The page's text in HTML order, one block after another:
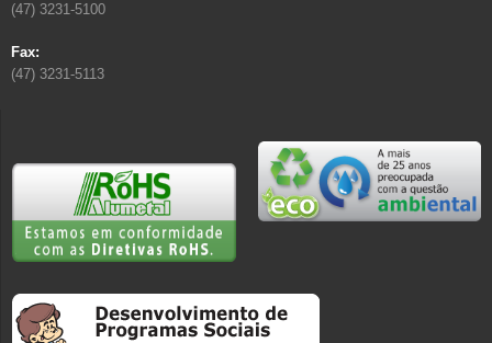
(47) 3231-5100
Fax:
(47) 3231-5113